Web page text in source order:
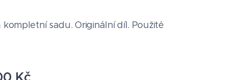
kompletní sadu. Originální díl. Použité